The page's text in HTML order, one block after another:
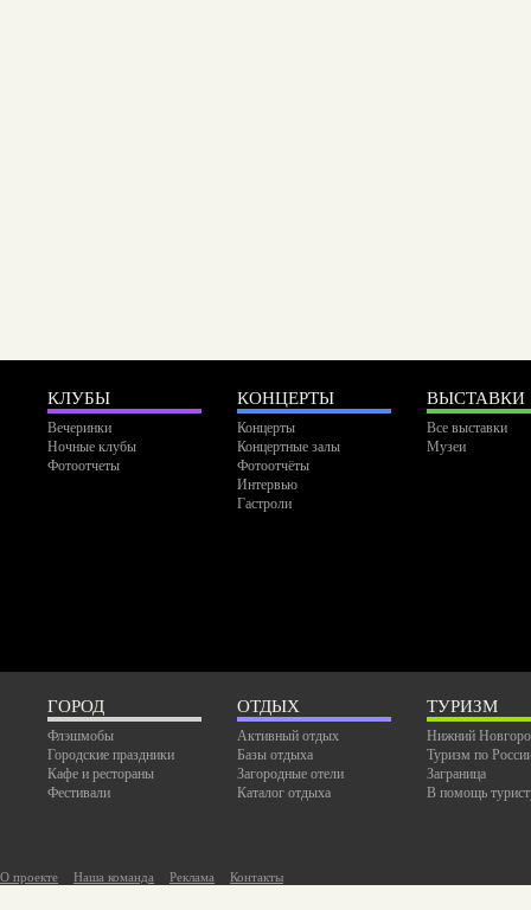
КЛУБЫ
Вечеринки
Ночные клубы
Фотоотчеты
КОНЦЕРТЫ
Концерты
Концертные залы
Фотоотчёты
Интервью
Гастроли
ВЫСТАВКИ
Все выставки
Музеи
ГОРОД
Флэшмобы
Городские праздники
Кафе и рестораны
Фестивали
ОТДЫХ
Активный отдых
Базы отдыха
Загородные отели
Каталог отдыха
ТУРИЗМ
Нижний
Туризм по
Заграница
В помощь
О проекте Наша команда Реклама Контакты